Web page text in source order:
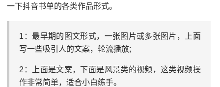
一下抖音书单的各类作品形式。
1：最早期的图文形式，一张图片或多张图片，上面
写一些吸引人的文案，轮流播放;
2：上面是文案，下面是风景类的视频，这类视频操
作非常简单，适合小白练手。